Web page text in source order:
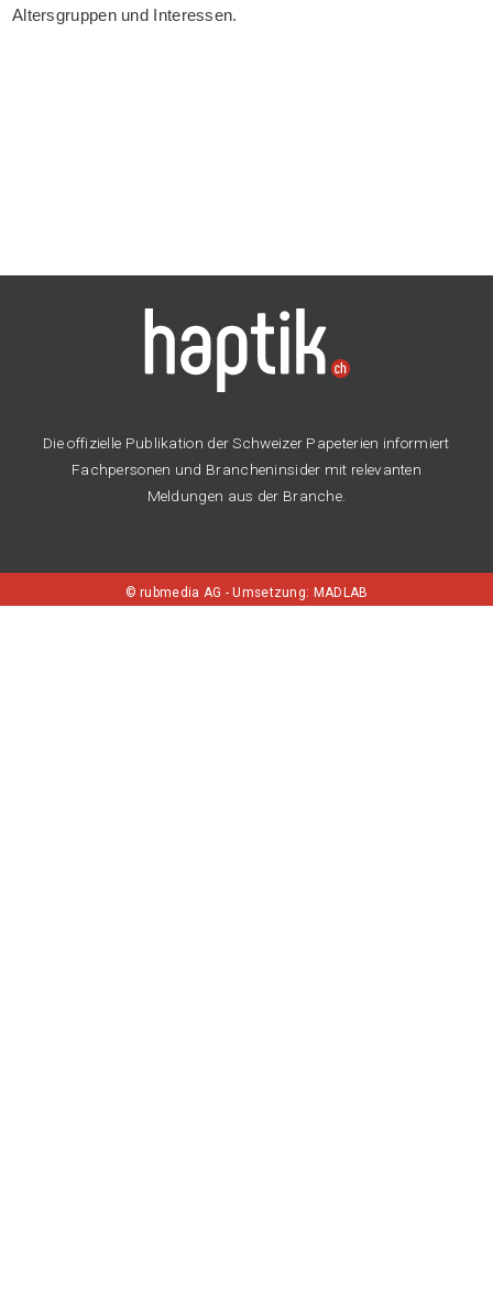
Altersgruppen und Interessen.
Die offizielle Publikation der Schweizer Papeterien informiert
Fachpersonen und Brancheninsider mit relevanten
Meldungen aus der Branche.
©rubmedia AG -Umsetzung: MADLAB